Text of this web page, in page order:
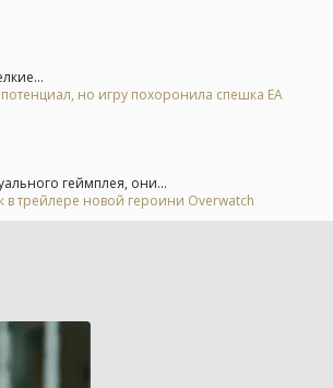
но игру похоронила спешка EA
геймплея, они...
трейлере новой героини Overwatch